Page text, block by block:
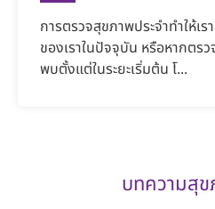
การตรวจสุขภาพประจำทำให้เ
ของเราในปัจจุบัน หรือหากตร
พบตั้งแต่ในระยะเริ่มต้น โ...
บทความสุ